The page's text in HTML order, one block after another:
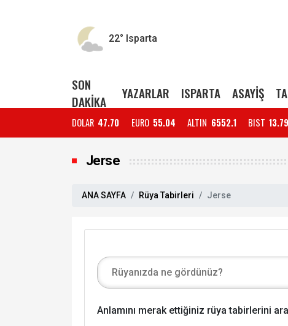
22° Isparta
SON
DAKİKA
YAZARLAR ISPARTA ASAYİŞ
DOLAR 47.70 EURO 55.04 ALTIN 6552.1 BIST
Jerse
ANA SAYFA Rüya Tabirleri Jerse
Anlamını merak ettiğiniz rüya tabirlerini